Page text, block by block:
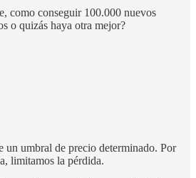
como conseguir 100.000 nuevos
o quizás haya otra mejor?
un umbral de precio determinado. Por
limitamos la pérdida.